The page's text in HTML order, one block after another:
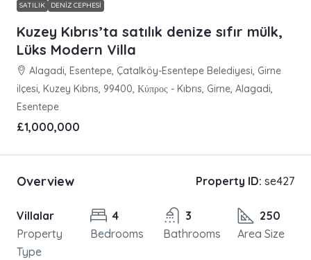
SATILIK DENIZ CEPHESI
Kuzey Kıbrıs’ta satılık denize sıfır mülk,
Lüks Modern Villa
Alagadi, Esentepe, Çatalköy-Esentepe Belediyesi, Girne
ilçesi, Kuzey Kıbrıs, 99400, Κύπρος - Kıbrıs, Girne, Alagadi,
Esentepe
£1,000,000
Overview Property ID: se427
Villalar
Property
Type
4
Bedrooms
3
Bathrooms
250
Area Size